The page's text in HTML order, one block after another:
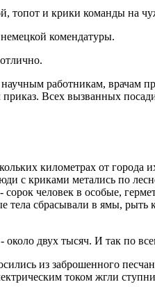
топот и крики команды на
комендатуры.
работникам, врачам
Всех вызванных
километрах от города
с криками метались по
человек в особые,
сбрасывали в ямы, рыть
около двух тысяч. И так по
из заброшенного
током жгли